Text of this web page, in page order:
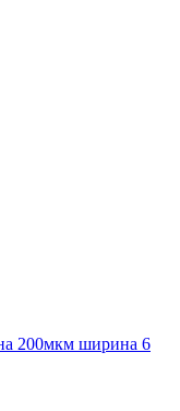
200мкм ширина 6